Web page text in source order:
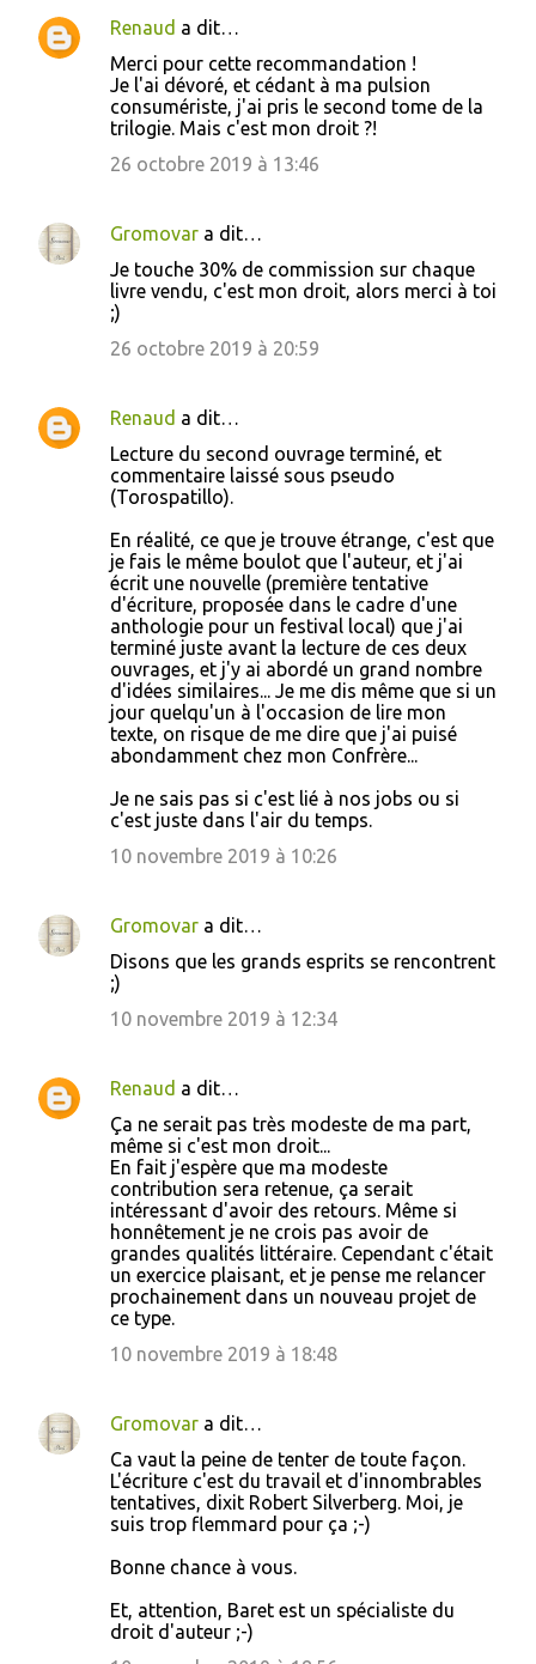
Renaud a dit…
Merci pour cette recommandation !
Je l'ai dévoré, et cédant à ma pulsion
consumériste, j'ai pris le second tome de la
trilogie. Mais c'est mon droit ?!
26 octobre 2019 à 13:46
Gromovar a dit…
Je touche 30% de commission sur chaque
livre vendu, c'est mon droit, alors merci à toi
;)
26 octobre 2019 à 20:59
Renaud a dit…
Lecture du second ouvrage terminé, et
commentaire laissé sous pseudo
(Torospatillo).
En réalité, ce que je trouve étrange, c'est que
je fais le même boulot que l'auteur, et j'ai
écrit une nouvelle (première tentative
d'écriture, proposée dans le cadre d'une
anthologie pour un festival local) que j'ai
terminé juste avant la lecture de ces deux
ouvrages, et j'y ai abordé un grand nombre
d'idées similaires... Je me dis même que si un
jour quelqu'un à l'occasion de lire mon
texte, on risque de me dire que j'ai puisé
abondamment chez mon Confrère...
Je ne sais pas si c'est lié à nos jobs ou si
c'est juste dans l'air du temps.
10 novembre 2019 à 10:26
Gromovar a dit…
Disons que les grands esprits se rencontrent
;)
10 novembre 2019 à 12:34
Renaud a dit…
Ça ne serait pas très modeste de ma part,
même si c'est mon droit...
En fait j'espère que ma modeste
contribution sera retenue, ça serait
intéressant d'avoir des retours. Même si
honnêtement je ne crois pas avoir de
grandes qualités littéraire. Cependant c'était
un exercice plaisant, et je pense me relancer
prochainement dans un nouveau projet de
ce type.
10 novembre 2019 à 18:48
Gromovar a dit…
Ca vaut la peine de tenter de toute façon.
L'écriture c'est du travail et d'innombrables
tentatives, dixit Robert Silverberg. Moi, je
suis trop flemmard pour ça ;-)
Bonne chance à vous.
Et, attention, Baret est un spécialiste du
droit d'auteur ;-)